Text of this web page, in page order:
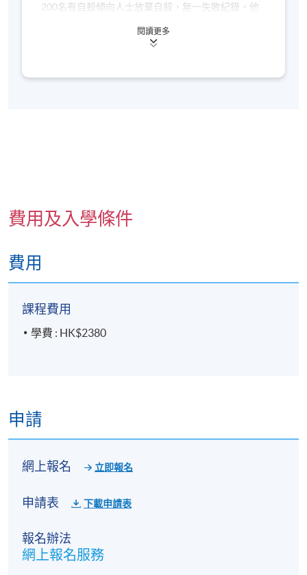
詳情
🎯課程特色
危機談判
制/減少損害技巧
👥適合對象
校長與教師
保安人員
200名有自殺傾向人士放棄自殺，無一失敗紀錄。他
府部門、學校及社福機構提供培訓，深受好評。劉Sir
開始透過軒轅教育基金將危機談判的技巧輸送到湖南
閱讀更多
費用及入學條件
費用
課程費用
學費 : HK$2380
申請
網上報名 立即報名
申請表 下載申請表
報名辦法
網上報名服務